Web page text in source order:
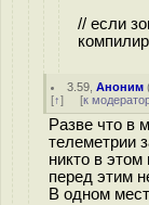
// если
3.59 ,Аноним
[↑] [к
Разве что в
телеметрии
никто в
перед этим
В одном